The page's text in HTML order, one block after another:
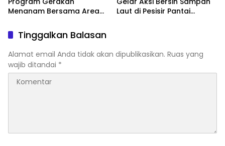
Menanam Bersama Area
Laut di Pesisir Pantai
Tinggalkan Balasan
Alamat email Anda tidak akan dipublikasikan. Ruas yang
wajib ditandai *